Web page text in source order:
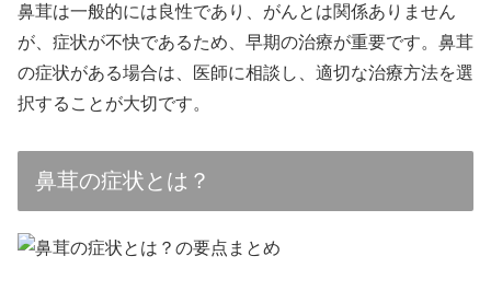
鼻茸は一般的には良性であり、がんとは関係ありません
が、症状が不快であるため、早期の治療が重要です。鼻茸
の症状がある場合は、医師に相談し、適切な治療方法を選
択することが大切です。
鼻茸の症状とは？